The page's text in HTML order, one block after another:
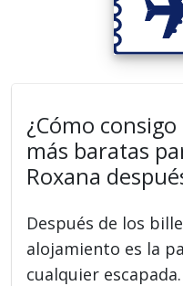
¿Cómo
más baratas
Roxana
Después de los
alojamiento es la
cualquier